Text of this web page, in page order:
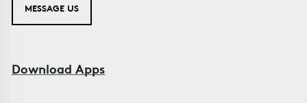
MESSAGE US
Download Apps